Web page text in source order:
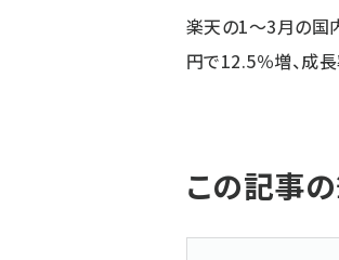
楽天の1～3月の国
円で12.5％増、成
この記事